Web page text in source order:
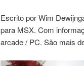
Escrito por Wim
para MSX. Com
arcade / PC. São mais